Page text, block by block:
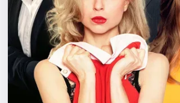
Рейтинги